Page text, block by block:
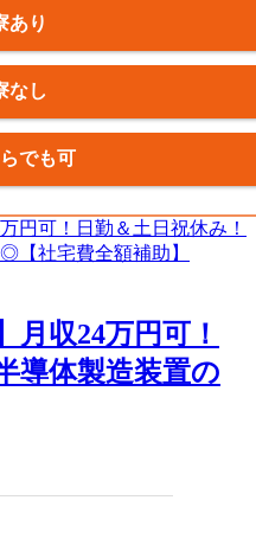
あり
なし
でも可
月収24万円可！
導体製造装置の